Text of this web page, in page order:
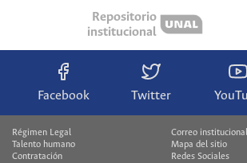
Repositorio
institucional
Facebook Twitter
Régimen Legal
Talento humano
Contratación
Correo institucional
Mapa del sitio
Redes Sociales